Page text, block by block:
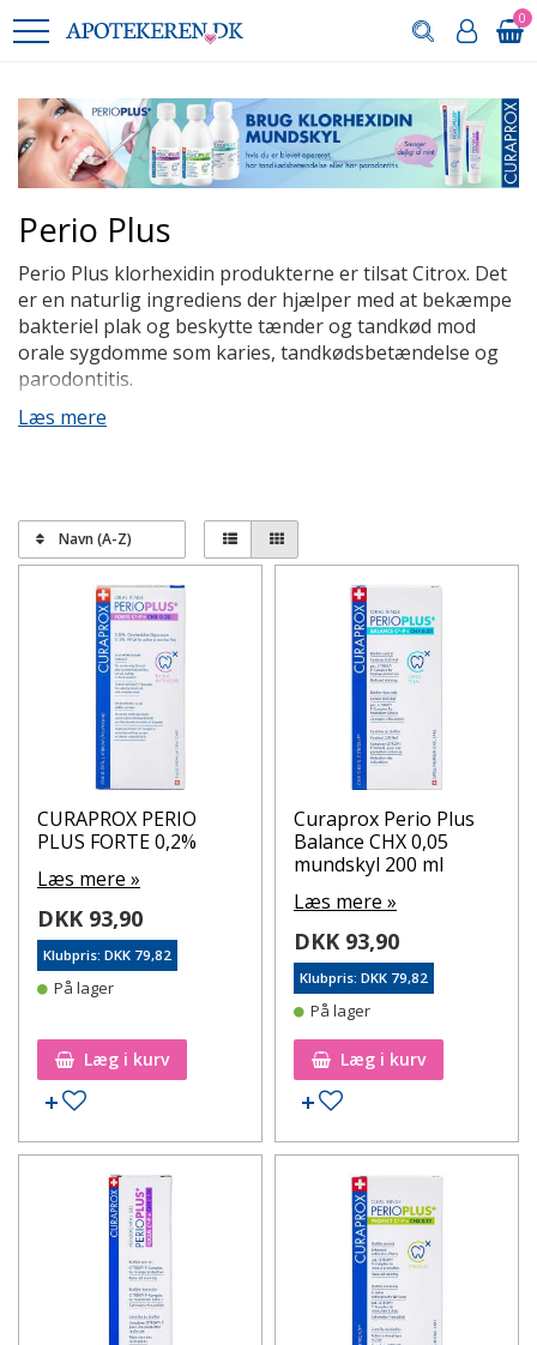
0
Perio Plus
Perio Plus klorhexidin produkterne er tilsat Citrox. Det
er en naturlig ingrediens der hjælper med at bekæmpe
bakteriel plak og beskytte tænder og tandkød mod
orale sygdomme som karies, tandkødsbetændelse og
parodontitis.
Klorhexidin kan ofte have en dårlig smag, men vi har i
Klorhexidin produkterne har forskelligt indhold af
klorhexidin, så du skal vælge den som passer til dit
Fordelene ved Perio Plus er bl.a.
at den giver en kraftig beskyttelse mod en bred
vifte af bakterier
den har op til 12 timers virkning
bakterierne udvikler ikke resistens
nedbryder biofilm hurtigt og mindsker genvækst
minimal misfarvning
Læs mere
Navn (A-Z)
CURAPROX PERIO
PLUS FORTE 0,2%
Læs mere »
DKK 93,90
Klubpris: DKK 79,82
På lager
Læg i kurv
Tilføj til ønskeseddel
Curaprox Perio Plus
Balance CHX 0,05
mundskyl 200 ml
Læs mere »
DKK 93,90
Klubpris: DKK 79,82
På lager
Læg i kurv
Tilføj til ønskeseddel